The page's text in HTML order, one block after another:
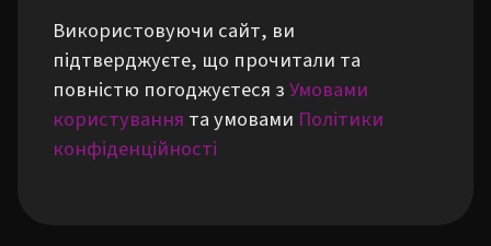
Використовуючи сайт, ви
підтверджуєте, що прочитали та
повністю погоджуєтеся зУмовами
користування та умовами Політики
конфіденційності